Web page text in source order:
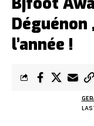
l’année !